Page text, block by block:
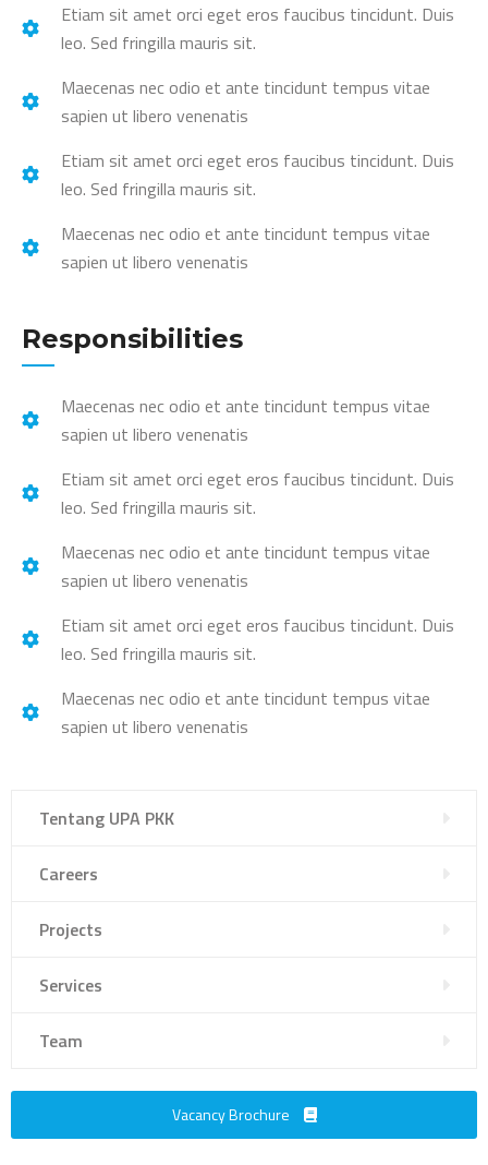
Tentang UPA PKK
Careers
Projects
Services
Team
Vacancy Brochure
Etiam sit amet orci eget eros faucibus tincidunt. Duis
leo. Sed fringilla mauris sit.
Maecenas nec odio et ante tincidunt tempus vitae
sapien ut libero venenatis
Etiam sit amet orci eget eros faucibus tincidunt. Duis
leo. Sed fringilla mauris sit.
Maecenas nec odio et ante tincidunt tempus vitae
sapien ut libero venenatis
Responsibilities
Maecenas nec odio et ante tincidunt tempus vitae
sapien ut libero venenatis
Etiam sit amet orci eget eros faucibus tincidunt. Duis
leo. Sed fringilla mauris sit.
Maecenas nec odio et ante tincidunt tempus vitae
sapien ut libero venenatis
Etiam sit amet orci eget eros faucibus tincidunt. Duis
leo. Sed fringilla mauris sit.
Maecenas nec odio et ante tincidunt tempus vitae
sapien ut libero venenatis